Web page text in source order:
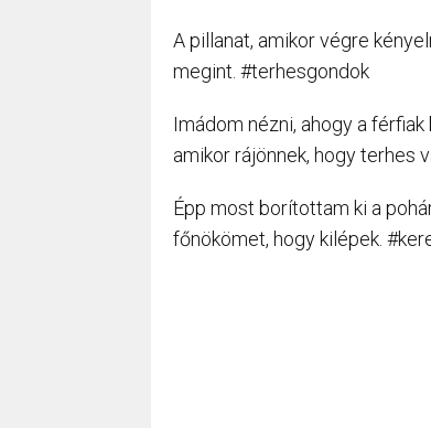
A pillanat, amikor végre
megint. #terhesgondok
Imádom nézni, ahogy a
amikor rájönnek, hogy terhes
Épp most borítottam ki a
főnökömet, hogy kilépek.